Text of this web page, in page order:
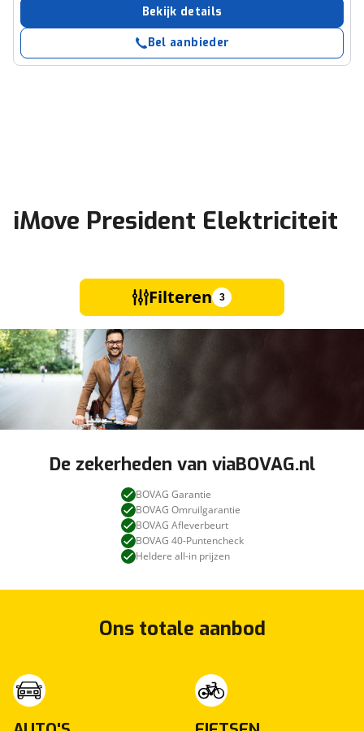
Bekijk details
Bel aanbieder
iMove President Elektriciteit
Filteren 3
De zekerheden van viaBOVAG.nl
BOVAG Garantie
BOVAG Omruilgarantie
BOVAG Afleverbeurt
BOVAG 40-Puntencheck
Heldere all-in prijzen
Ons totale aanbod